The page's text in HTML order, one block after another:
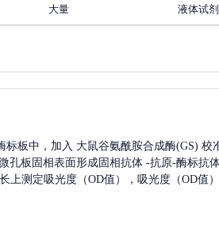
大量 液体试
标板中，加入 大鼠谷氨酰胺合成酶(GS) 校
孔板固相表面形成固相抗体 -抗原-酶标抗
上测定吸光度（OD值），吸光度（OD值